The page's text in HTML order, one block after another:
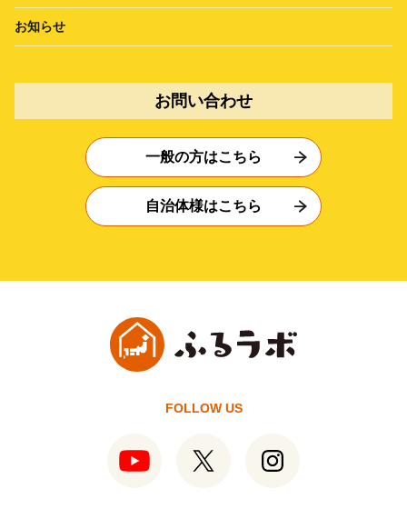
お知らせ
お問い合わせ
一般の方はこちら
自治体様はこちら
FOLLOW US